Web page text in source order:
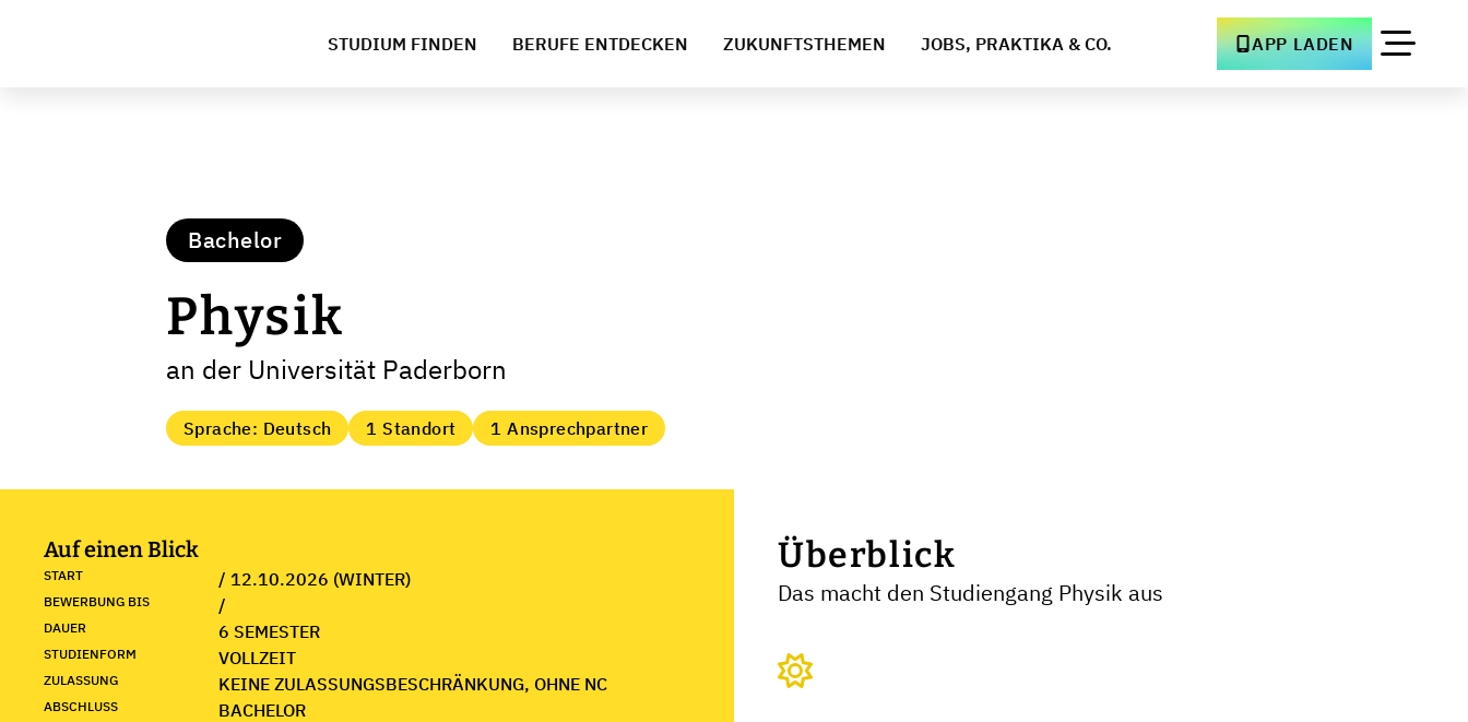
STUDIUM FINDEN BERUFE ENTDECKEN ZUKUNFTSTHEMEN JOBS, PRAKTIKA & CO. APP LADEN
Bachelor
Physik
an der Universität Paderborn
Sprache: Deutsch 1 Standort 1 Ansprechpartner
Auf einen Blick
START / 12.10.2026 (WINTER)
BEWERBUNG BIS /
DAUER 6 SEMESTER
STUDIENFORM VOLLZEIT
ZULASSUNG KEINE ZULASSUNGSBESCHRÄNKUNG, OHNE NC
ABSCHLUSS BACHELOR
Überblick
Das macht den Studiengang Physik aus